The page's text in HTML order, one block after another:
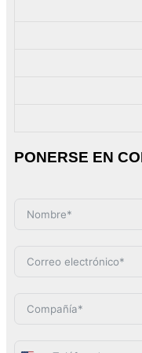
PONERSE EN